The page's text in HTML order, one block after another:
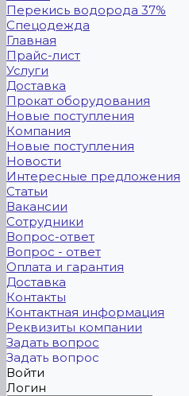
Перекись водорода 37%
Спецодежда
Главная
Прайс-лист
Услуги
Доставка
Прокат оборудования
Новые поступления
Компания
Новые поступления
Новости
Интересные предложения
Статьи
Вакансии
Сотрудники
Вопрос-ответ
Вопрос - ответ
Оплата и гарантия
Доставка
Контакты
Контактная информация
Реквизиты компании
Задать вопрос
Задать вопрос
Войти
Логин